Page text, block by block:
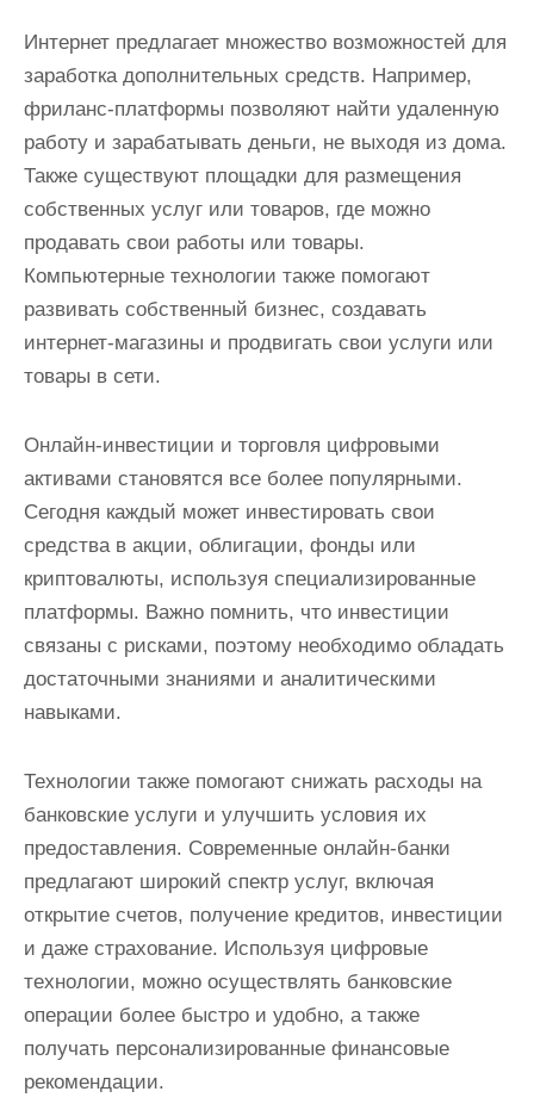
Интернет предлагает множество возможностей для
заработка дополнительных средств. Например,
фриланс-платформы позволяют найти удаленную
работу и зарабатывать деньги, не выходя из дома.
Также существуют площадки для размещения
собственных услуг или товаров, где можно
продавать свои работы или товары.
Компьютерные технологии также помогают
развивать собственный бизнес, создавать
интернет-магазины и продвигать свои услуги или
товары в сети.
Онлайн-инвестиции и торговля цифровыми
активами становятся все более популярными.
Сегодня каждый может инвестировать свои
средства в акции, облигации, фонды или
криптовалюты, используя специализированные
платформы. Важно помнить, что инвестиции
связаны с рисками, поэтому необходимо обладать
достаточными знаниями и аналитическими
навыками.
Технологии также помогают снижать расходы на
банковские услуги и улучшить условия их
предоставления. Современные онлайн-банки
предлагают широкий спектр услуг, включая
открытие счетов, получение кредитов, инвестиции
и даже страхование. Используя цифровые
технологии, можно осуществлять банковские
операции более быстро и удобно, а также
получать персонализированные финансовые
рекомендации.